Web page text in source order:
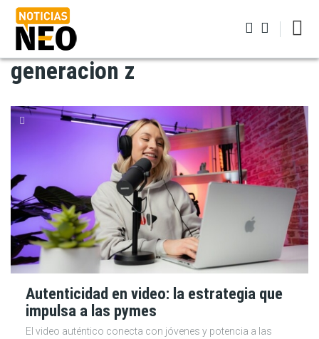
Pasar
contenido
principal
generacion z
Autenticidad en video: la estrategia que
impulsa a las pymes
El video auténtico conecta con jóvenes y potencia a las